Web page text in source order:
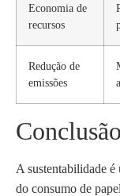
Economia de
recursos
Redução de
emissões
Conclusão
A sustentabilidade é
do consumo de